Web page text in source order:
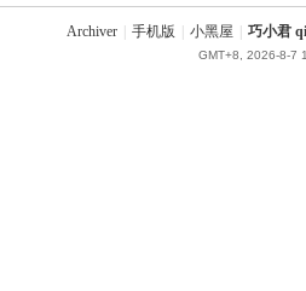
Archiver 手机版 小黑屋 巧小君
GMT+8, 2026-8-7